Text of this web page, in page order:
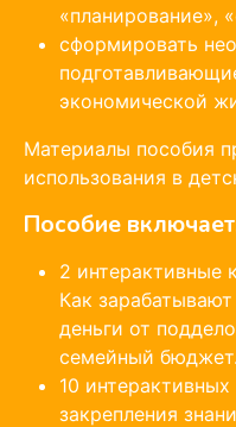
«планирование»,
сформировать
экономической
Материалы пособия
использования в
Пособие
2 интерактивные
Как
деньги от
семейный
10
закрепления